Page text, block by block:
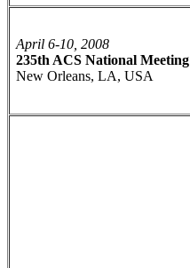
April 6-10, 2008
235th ACS National Meeting
New Orleans, LA, USA